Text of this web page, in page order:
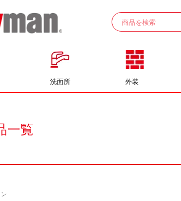
ォームならハン
洗面所 外装
一覧